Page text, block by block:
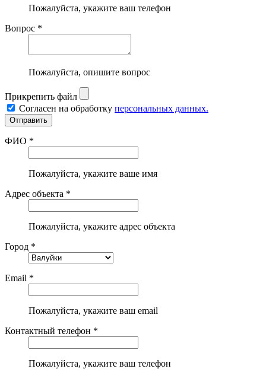
Пожалуйста, укажите ваш телефон
Вопрос *
Пожалуйста, опишите вопрос
Прикрепить файл
Согласен на обработку персональных данных.
ФИО *
Пожалуйста, укажите ваше имя
Адрес объекта *
Пожалуйста, укажите адрес объекта
Город *
Email *
Пожалуйста, укажите ваш email
Контактный телефон *
Пожалуйста, укажите ваш телефон